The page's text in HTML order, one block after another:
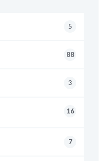
5
88
3
16
7